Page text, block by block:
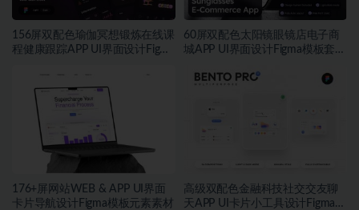
156屏双配色瑜伽冥想锻炼在线课
程健康跟踪APP UI界面设计Figma
60屏双配色太阳镜眼镜店电子商
城APP UI界面设计Figma模板套件
176+屏网站WEB & APP UI界面
卡片导航设计Figma模板元素素材
高级双配色金融科技社交交友聊
天APP UI卡片小工具设计Figma格